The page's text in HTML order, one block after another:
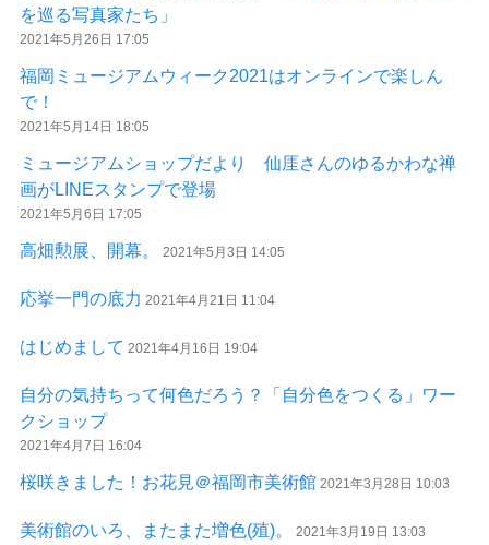
を巡る写真家たち」
2021年5月26日 17:05
福岡ミュージアムウィーク2021はオンラインで楽しん
で！
2021年5月14日 18:05
ミュージアムショップだより 仙厓さんのゆるかわな禅
画がLINEスタンプで登場
2021年5月6日 17:05
高畑勲展、開幕。 2021年5月3日 14:05
応挙一門の底力 2021年4月21日 11:04
はじめまして 2021年4月16日 19:04
自分の気持ちって何色だろう？「自分色をつくる」ワー
クショップ
2021年4月7日 16:04
桜咲きました！お花見＠福岡市美術館 2021年3月28日 10:03
美術館のいろ、またまた増色(殖)。 2021年3月19日 13:03